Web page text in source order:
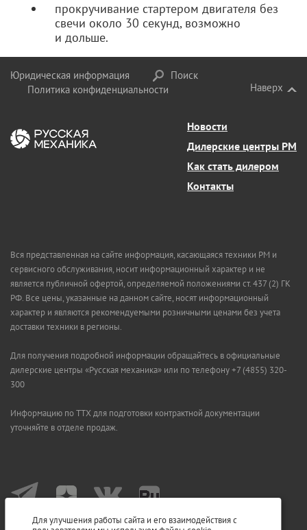
прокручивание стартером двигателя без
свечи около 30 секунд, возможно
и дольше.
Юридическая информация
Поиск
Политика конфиденциальности
Наверх
Новости
Дилерские центры РМ
Как стать дилером
Контакты
Вся представленная на сайте информация, касающаяся техники РМ и
сервисного обслуживания, носит информационный характер и не
является публичной офертой, определяемой положениями ст. 437 (2) ГК
РФ. Все цены, указанные на данном сайте, носят информационный
характер и являются рекомендуемыми розничными ценами без учета
доставки техники в регионы.
Для получения подробной информации обращайтесь в официальные
дилерские центры «Русская механика» или по телефону +7 (4855) 320-
300
Информацию по ТТХ для подготовки контрактной документации
уточняйте в отделе продаж.
Для улучшения работы сайта и его взаимодействия с